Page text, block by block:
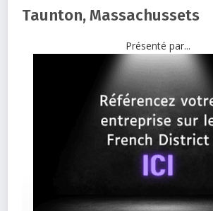
Taunton, Massachussets
Présenté par...